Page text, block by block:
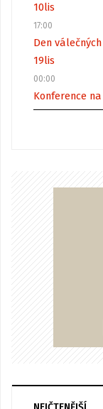
10lis
17:00
Den
19lis
00:00
Konference